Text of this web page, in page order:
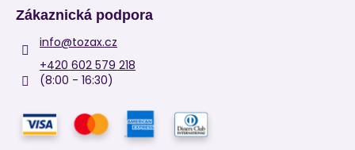
Zákaznická podpora
info@tozax.cz
+420 602 579 218
(8:00 - 16:30)